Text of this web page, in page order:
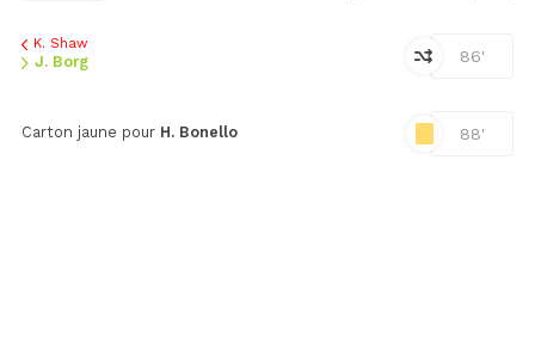
86'
K. Shaw
J. Borg
88'
Carton jaune pour H. Bonello